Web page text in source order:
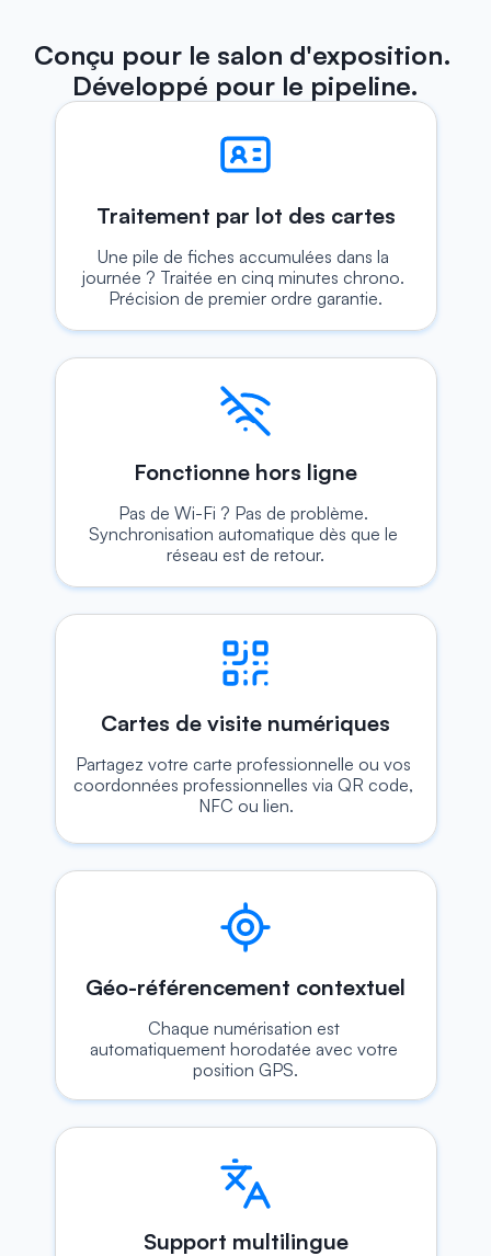
Conçu pour le salon d'exposition.
Développé pour le pipeline.
Traitement par lot des cartes
Une pile de fiches accumulées dans la
journée ? Traitée en cinq minutes chrono.
Précision de premier ordre garantie.
Fonctionne hors ligne
Pas de Wi-Fi ? Pas de problème.
Synchronisation automatique dès que le
réseau est de retour.
Cartes de visite numériques
Partagez votre carte professionnelle ou vos
coordonnées professionnelles via QR code,
NFC ou lien.
Géo-référencement contextuel
Chaque numérisation est
automatiquement horodatée avec votre
position GPS.
Support multilingue